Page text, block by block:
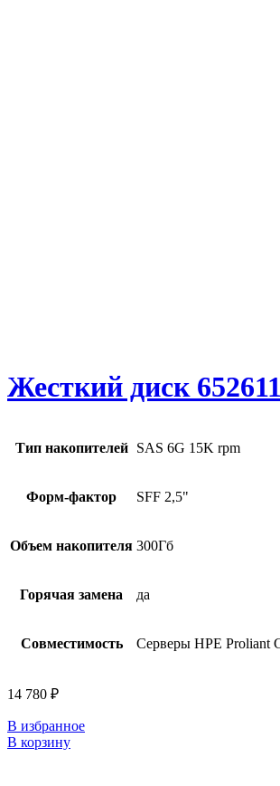
Жесткий диск
Тип накопителей SAS 6G 15K rpm
Форм-фактор SFF 2,5"
Объем накопителя 300Гб
Горячая замена да
Совместимость Серверы HPE Proliant
14 780 ₽
В избранное
В корзину